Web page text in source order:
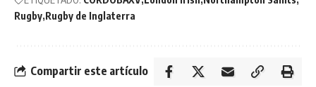
Rugby Rugby de Inglaterra
Compartir este artículo